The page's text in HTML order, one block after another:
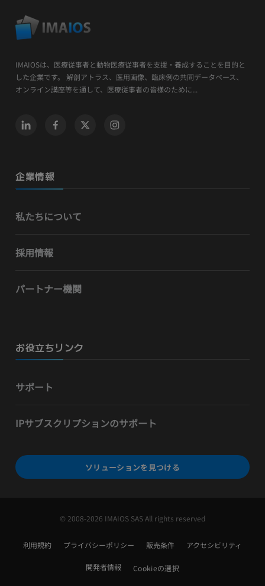
IMAIOSは、医療従事者と動物医療従事者を支援・養成することを目的と
した企業です。 解剖アトラス、医用画像、臨床例の共同データベース、
オンライン講座等を通して、医療従事者の皆様のために...
企業情報
私たちについて
採用情報
パートナー機関
お役立ちリンク
サポート
IPサブスクリプションのサポート
ソリューションを見つける
© 2008-2026 IMAIOS SAS All rights reserved
利用規約 プライバシーポリシー 販売条件 アクセシビリティ
開発者情報 Cookieの選択